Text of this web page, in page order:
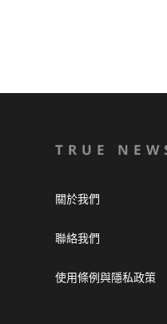
TRUE
關於我們
聯絡我們
使用條例與隱私政策